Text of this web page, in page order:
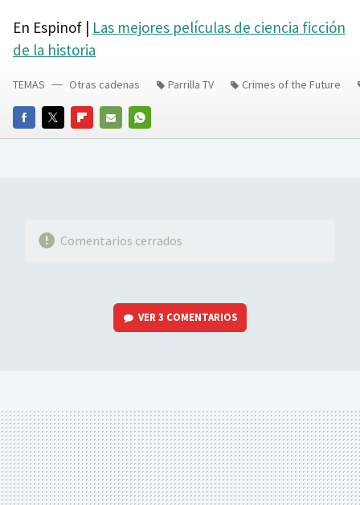
En Espinof | Las mejores películas de ciencia ficción
de la historia
FACEBOOKTWITTERFLIPBOARD
E-
WHATSAPP
TEMAS Otras cadenas Parrilla TV Crimes of the Future
Comentarios cerrados
VER3 COMENTARIOS